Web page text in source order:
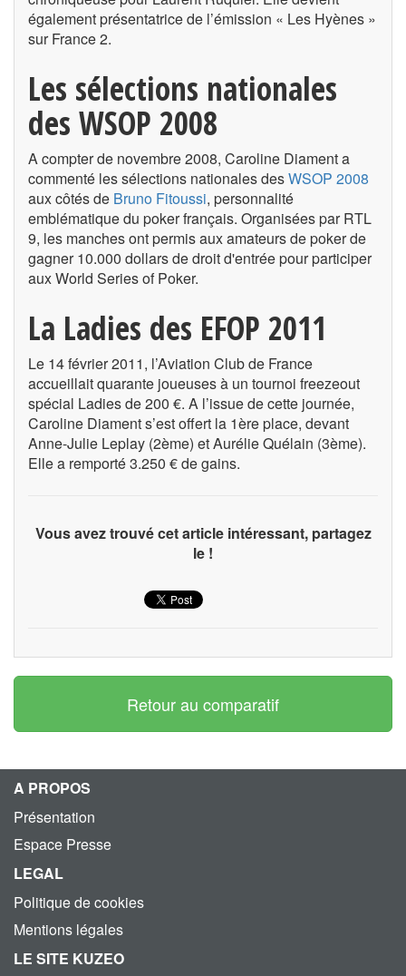
également présentatrice de l’émission « Les Hyènes »
sur France 2.
Les sélections nationales
des WSOP 2008
A compter de novembre 2008, Caroline Diament a
commenté les sélections nationales desWSOP 2008
aux côtés de Bruno Fitoussi, personnalité
emblématique du poker français. Organisées par RTL
9, les manches ont permis aux amateurs de poker de
gagner 10.000 dollars de droit d'entrée pour participer
aux World Series of Poker.
La Ladies des EFOP 2011
Le 14 février 2011, l’Aviation Club de France
accueillait quarante joueuses à un tournoi freezeout
spécial Ladies de 200 €. A l’issue de cette journée,
Caroline Diament s’est offert la 1ère place, devant
Anne-Julie Leplay (2ème) et Aurélie Quélain (3ème).
Elle a remporté 3.250 € de gains.
Vous avez trouvé cet article intéressant, partagez
le !
Retour au comparatif
A PROPOS
Présentation
Espace Presse
LEGAL
Politique de cookies
Mentions légales
LE SITE KUZEO